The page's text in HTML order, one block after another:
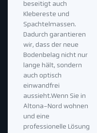
beseitigt auch
Klebereste und
Spachtelmassen.
Dadurch garantieren
wir, dass der neue
Bodenbelag nicht nur
lange hält, sondern
auch optisch
einwandfrei
aussieht.Wenn Sie in
Altona-Nord wohnen
und eine
professionelle Lösung